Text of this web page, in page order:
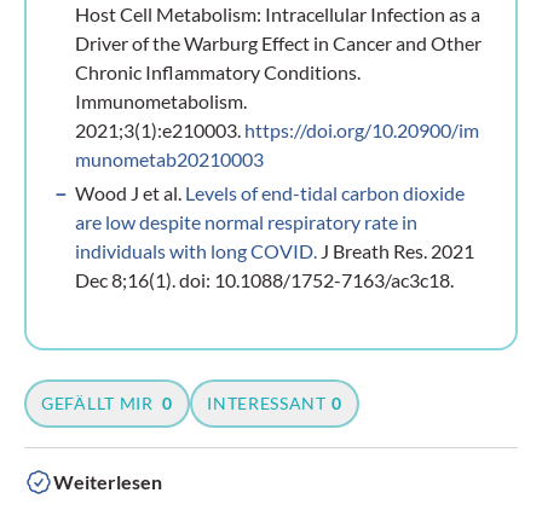
Host Cell Metabolism: Intracellular Infection as a
Driver of the Warburg Effect in Cancer and Other
Chronic Inflammatory Conditions.
Immunometabolism.
2021;3(1):e210003. https://doi.org/10.20900/im
munometab20210003
Wood J et al. Levels of end-tidal carbon dioxide
are low despite normal respiratory rate in
individuals with long COVID. J Breath Res. 2021
Dec 8;16(1). doi: 10.1088/1752-7163/ac3c18.
GEFÄLLT MIR 0 INTERESSANT 0
Weiterlesen